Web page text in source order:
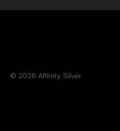
© 2026 Affinity Silver